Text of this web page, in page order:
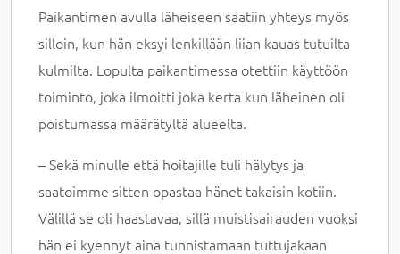
Paikantimen avulla läheiseen saatiin yhteys myös
silloin, kun hän eksyi lenkillään liian kauas tutuilta
kulmilta. Lopulta paikantimessa otettiin käyttöön
toiminto, joka ilmoitti joka kerta kun läheinen oli
poistumassa määrätyltä alueelta.
– Sekä minulle että hoitajille tuli hälytys ja
saatoimme sitten opastaa hänet takaisin kotiin.
Välillä se oli haastavaa, sillä muistisairauden vuoksi
hän ei kyennyt aina tunnistamaan tuttujakaan